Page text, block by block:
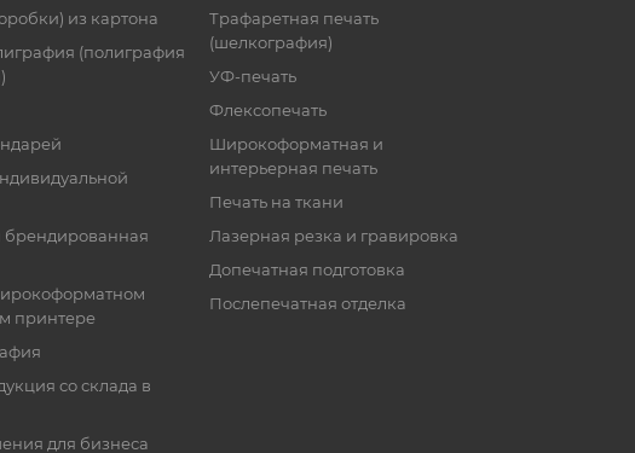
из картона
(полиграфия
брендированная
принтере
со склада в
для бизнеса
Трафаретная печать
(шелкография)
УФ-печать
Флексопечать
Широкоформатная и
интерьерная печать
Печать на ткани
Лазерная резка и гравировка
Допечатная подготовка
Послепечатная отделка